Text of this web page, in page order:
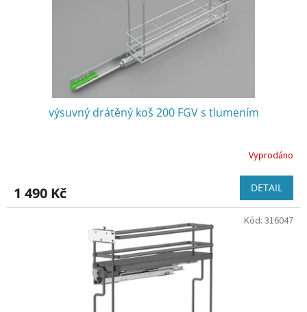
výsuvný drátěný koš 200 FGV s tlumením
Vyprodáno
1 490 Kč DETAIL
Kód: 316047